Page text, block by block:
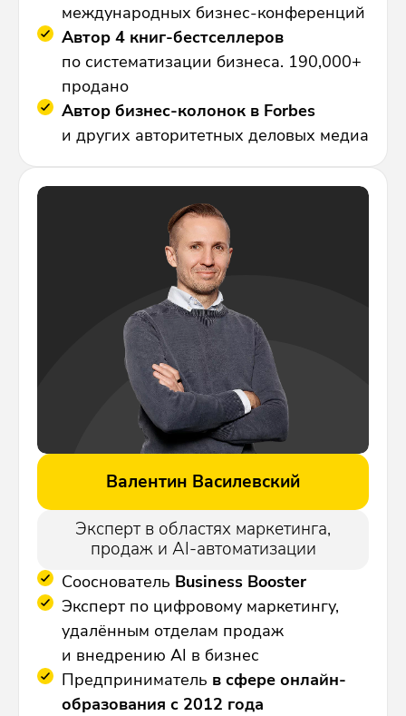
международных бизнес-конференций
Автор 4 книг-бестселлеров
по систематизации бизнеса. 190,000+
продано
Автор бизнес-колонок в Forbes
и других авторитетных деловых медиа
Валентин Василевский
Эксперт в областях маркетинга,
продаж и AI-автоматизации
Сооснователь Business Booster
Эксперт по цифровому маркетингу,
удалённым отделам продаж
и внедрению AI в бизнес
Предприниматель в сфере онлайн-
образования с 2012 года